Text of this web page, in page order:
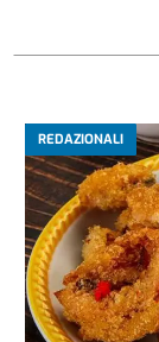
REDAZIONALI